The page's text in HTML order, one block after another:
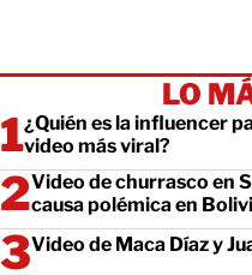
LO
¿Quién es la influencer
video más viral?
Video de churrasco en
causa polémica en
Video de Maca Díaz y